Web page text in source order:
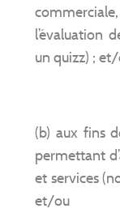
l’évaluation
un quizz) ;
(b) aux fins
permettant
et services
et/ou